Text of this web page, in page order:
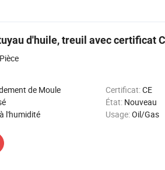
d'huile, treuil avec certificat
de Moule Certificat:CE
État: Nouveau
l'humidité Usage:Oil/Gas